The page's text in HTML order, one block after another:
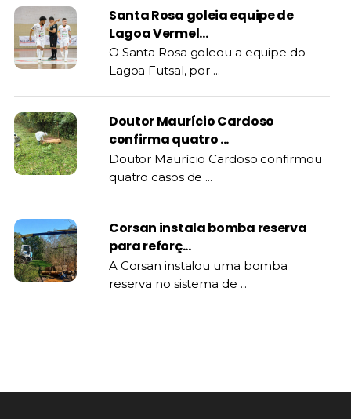
Santa Rosa goleia equipe de
Lagoa Vermel...
O Santa Rosa goleou a equipe do
Lagoa Futsal, por ...
Doutor Maurício Cardoso
confirma quatro ...
Doutor Maurício Cardoso confirmou
quatro casos de ...
Corsan instala bomba reserva
para reforç...
A Corsan instalou uma bomba
reserva no sistema de ...